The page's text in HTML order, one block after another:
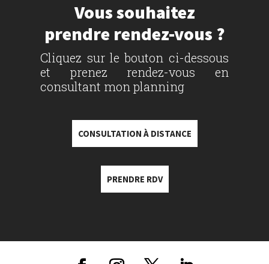
Vous souhaitez
prendre rendez-vous ?
Cliquez sur le bouton ci-dessous
et prenez rendez-vous en
consultant mon planning
CONSULTATION À DISTANCE
PRENDRE RDV